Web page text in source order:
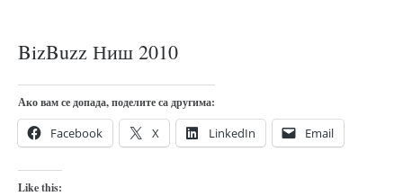
уместо твитера
азбуки и књиге
Окинава карате
BizBuzz Ниш 2010
Ако вам се допада, поделите са другима:
Facebook X LinkedIn Email
Like this: